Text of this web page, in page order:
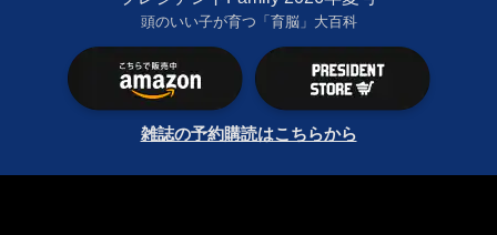
頭のいい子が育つ「育脳」大百科
雑誌の予約購読はこちらから